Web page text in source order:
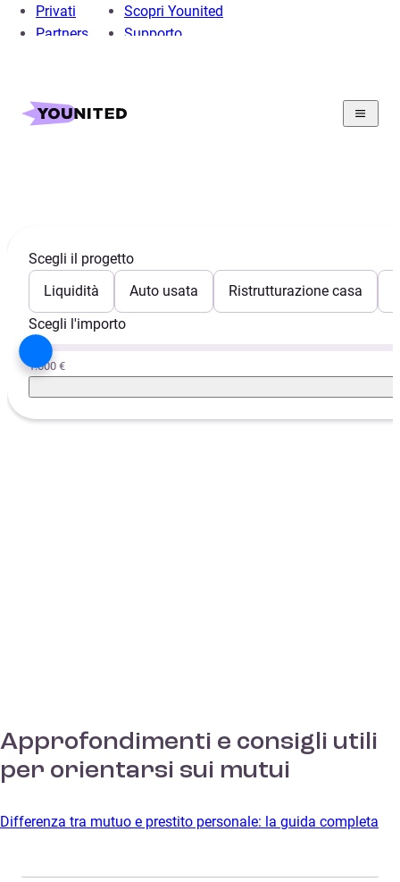
Privati
Partners
Scopri Younited
Supporto
Home Guide ai mutui
Scegli il progetto
Liquidità
Auto usata Ristrutturazione casa
Scegli l'importo
1.000 €
Approfondimenti e consigli utili
per orientarsi sui mutui
Differenza tra mutuo e prestito personale: la guida completa